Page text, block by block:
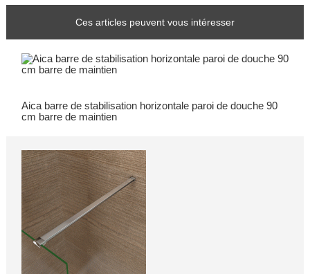
Ces articles peuvent vous intéresser
Aica barre de stabilisation horizontale paroi de douche 90
cm barre de maintien